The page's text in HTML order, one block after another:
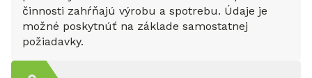
činnosti zahŕňajú výrobu a spotrebu. Údaje je
možné poskytnúť na základe samostatnej
požiadavky.